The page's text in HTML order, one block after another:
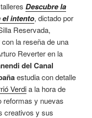
Descubre la
el intento, dictado por
Reservada,
la reseña de una
Reverter en la
del Canal
estudia con detalle
Verdia la hora de
reformas y nuevas
creativos y sus